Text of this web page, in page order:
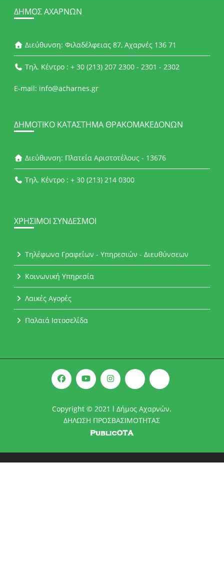
ΔΉΜΟΣ ΑΧΑΡΝΏΝ
Διεύθυνση: Φιλαδέλφειας 87, Αχαρνές 136 71
Τηλ. Κέντρο : + 30 (213) 207 2300 - 2301 - 2302
E-mail: info@acharnes.gr
ΔΗΜΟΤΙΚΌ ΚΑΤΆΣΤΗΜΑ ΘΡΑΚΟΜΑΚΕΔΌΝΩΝ
Διεύθυνση: Πλατεία Αριστοτέλους - 13676
Τηλ. Κέντρο : + 30 (213) 214 0300
ΧΡΉΣΙΜΟΙ ΣΎΝΔΕΣΜΟΙ
Τηλέφωνα Γραφείων - Υπηρεσιών - Διευθύνσεων
Κοινωνική Υπηρεσία
Λαικές Αγορές
Παλαιά Ιστοσελίδα
Copyright © 2021 l Δήμος Αχαρνών.
ΔΗΛΩΣΗ ΠΡΟΣΒΑΣΙΜΟΤΗΤΑΣ